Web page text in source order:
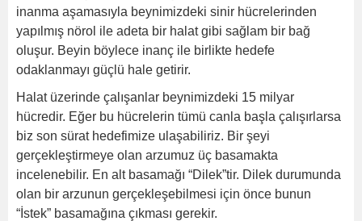
inanma aşamasıyla beynimizdeki sinir hücrelerinden
yapılmış nörol ile adeta bir halat gibi sağlam bir bağ
oluşur. Beyin böylece inanç ile birlikte hedefe
odaklanmayı güçlü hale getirir.
Halat üzerinde çalışanlar beynimizdeki 15 milyar
hücredir. Eğer bu hücrelerin tümü canla başla çalışırlarsa
biz son sürat hedefimize ulaşabiliriz. Bir şeyi
gerçekleştirmeye olan arzumuz üç basamakta
incelenebilir. En alt basamağı “Dilek”tir. Dilek durumunda
olan bir arzunun gerçekleşebilmesi için önce bunun
“İstek” basamağına çıkması gerekir.